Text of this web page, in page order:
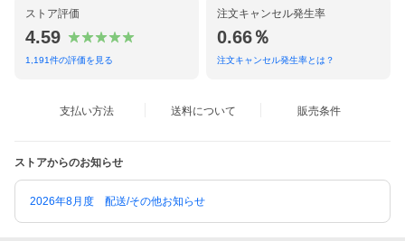
ストア評価
4.59
1,191件の評価を見る
注文キャンセル発生率
0.66％
注文キャンセル発生率とは？
支払い方法 送料について 販売条件
ストアからのお知らせ
2026年8月度 配送/その他お知らせ